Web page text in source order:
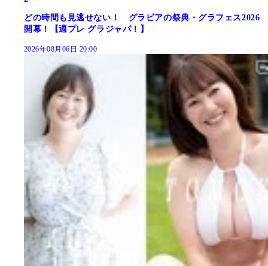
どの時間も見逃せない！ グラビアの祭典・グラフェス2026
開幕！【週プレ グラジャパ！】
2026年08月06日 20:00